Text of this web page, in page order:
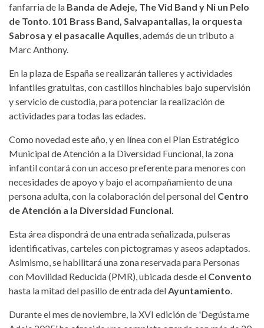
fanfarria de la Banda de Adeje, The Vid Band y Ni un Pelo
de Tonto. 101 Brass Band, Salvapantallas, la orquesta
Sabrosa y el pasacalle Aquiles, además de un tributo a
Marc Anthony.
En la plaza de España se realizarán talleres y actividades
infantiles gratuitas, con castillos hinchables bajo supervisión
y servicio de custodia, para potenciar la realización de
actividades para todas las edades.
Como novedad este año, y en línea con el Plan Estratégico
Municipal de Atención a la Diversidad Funcional, la zona
infantil contará con un acceso preferente para menores con
necesidades de apoyo y bajo el acompañamiento de una
persona adulta, con la colaboración del personal del Centro
de Atención a la Diversidad Funcional.
Esta área dispondrá de una entrada señalizada, pulseras
identificativas, carteles con pictogramas y aseos adaptados.
Asimismo, se habilitará una zona reservada para Personas
con Movilidad Reducida (PMR), ubicada desde el Convento
hasta la mitad del pasillo de entrada delAyuntamiento.
Durante el mes de noviembre, la XVI edición de 'Degústa.me